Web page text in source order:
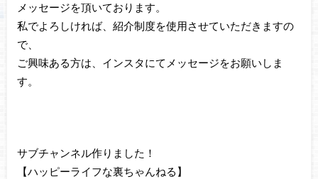
メッセージを頂いております。
私でよろしければ、紹介制度を使用させていただきますの
で、
ご興味ある方は、インスタにてメッセージをお願いしま
す。
サブチャンネル作りました！
【ハッピーライフな裏ちゃんねる】